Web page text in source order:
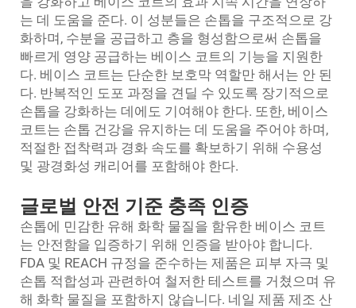
는 데 도움을 준다. 이 성분들은 손톱을 구조적으로 강
화하며, 수분을 공급하고 층을 형성함으로써 손톱을
빠르게 영양 공급하는 베이스 코트의 기능을 지원한
다. 베이스 코트는 단순한 보호막 역할만 해서는 안 된
다. 반복적인 도포 과정을 견딜 수 있도록 장기적으로
손톱을 강화하는 데에도 기여해야 한다. 또한, 베이스
코트는 손톱 건강을 유지하는 데 도움을 주어야 하며,
적절한 접착력과 경화 속도를 확보하기 위해 수용성
및 광경화성 캐리어를 포함해야 한다.
글로벌 안전 기준 충족 인증
손톱에 민감한 유해 화학 물질을 함유한 베이스 코트
는 안전함을 입증하기 위해 인증을 받아야 합니다.
FDA 및 REACH 규정을 준수하는 제품은 피부 자극 및
손톱 적합성과 관련하여 철저한 테스트를 거쳤으며 유
해 화학 물질을 포함하지 않습니다. 네일 제품 제조 산